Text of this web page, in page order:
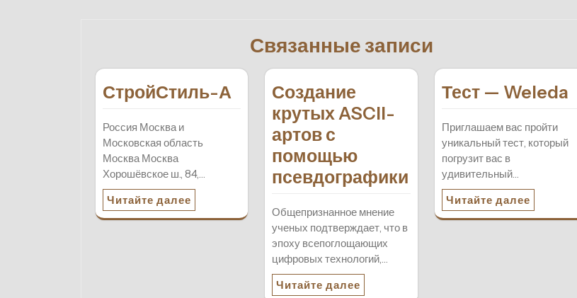
Связанные записи
СтройСтиль-А
Россия Москва и
Московская область
Москва Москва
Хорошёвское ш., 84,…
Читайте далее
Создание
крутых ASCII-
артов с
помощью
псевдографики
Общепризнанное мнение
ученых подтверждает, что в
эпоху всепоглощающих
цифровых технологий,…
Читайте далее
Тест — Weleda
Приглашаем вас пройти
уникальный тест, который
погрузит вас в
удивительный…
Читайте далее